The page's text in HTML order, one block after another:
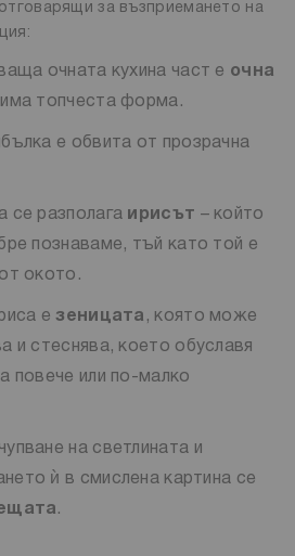
за възприемането на
очната кухина част е очна
има топчеста форма.
е обвита от прозрачна
се разполага ирисът – който
познаваме, тъй като той е
окото.
езеницата , която може
и стеснява, което обуславя
повече или по-малко
на светлината и
ѝ в смислена картина се
.